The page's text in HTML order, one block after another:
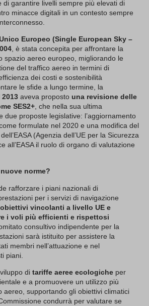
di garantire livelli sempre più elevati di
minacce digitali in un contesto sempre
Europeo (Single European Sky –
, è stata concepita per affrontare la
spazio aereo europeo, migliorando le
del traffico aereo in termini di
dei costi e sostenibilità
le sfide a lungo termine, la
2013 aveva proposto una revisione delle
SES2+ , che nella sua ultima
due proposte legislative: l’aggiornamento
formulate nel 2020 e una modifica del
(Agenzia dell’UE per la Sicurezza
all’EASA il ruolo di organo di valutazione
norme?
rafforzare i piani nazionali di
per i servizi di navigazione
obiettivi vincolanti a livello UE e
i voli più efficienti e rispettosi
consultivo indipendente per la
sarà istituito per assistere la
membri nell’attuazione e nel
piani.
di tariffe aeree ecologiche per
e a promuovere un utilizzo più
aereo, supportando gli obiettivi climatici
condurrà per valutare se